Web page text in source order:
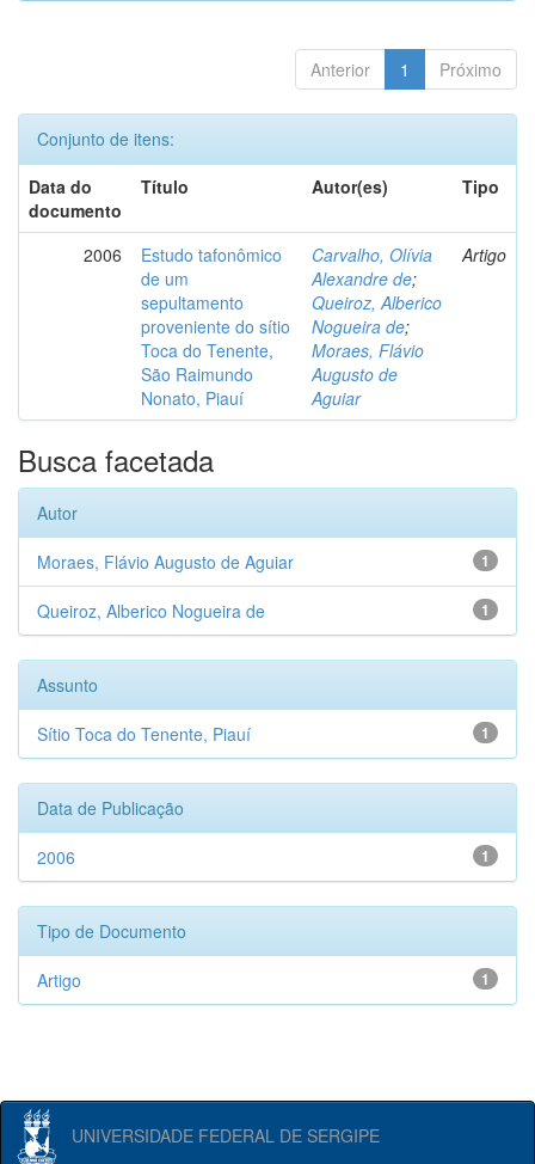
Anterior 1 Próximo
Conjunto de itens:
Data do
documento
Título Autor(es) Tipo
2006
Estudo tafonômico
de um
sepultamento
proveniente do sítio
Toca do Tenente,
São Raimundo
Nonato, Piauí
Carvalho, Olívia
Alexandre de;
Queiroz, Alberico
Nogueira de;
Moraes, Flávio
Augusto de
Aguiar
Artigo
Busca facetada
Autor
1
Moraes, Flávio Augusto de Aguiar
1
Queiroz, Alberico Nogueira de
Assunto
1
Sítio Toca do Tenente, Piauí
Data de Publicação
1
2006
Tipo de Documento
1
Artigo
UNIVERSIDADE FEDERAL DE SERGIPE